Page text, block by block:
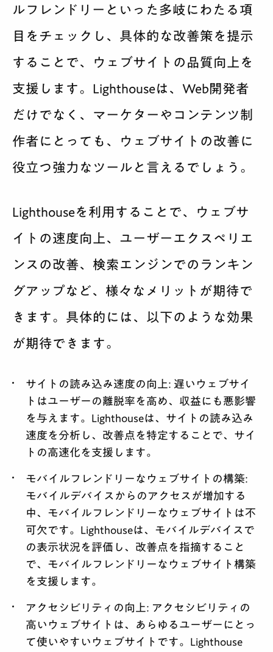
ルフレンドリーといった多岐にわたる項
目をチェックし、具体的な改善策を提示
することで、ウェブサイトの品質向上を
支援します。Lighthouseは、Web開発者
だけでなく、マーケターやコンテンツ制
作者にとっても、ウェブサイトの改善に
役立つ強力なツールと言えるでしょう。
Lighthouseを利用することで、ウェブサ
イトの速度向上、ユーザーエクスペリエ
ンスの改善、検索エンジンでのランキン
グアップなど、様々なメリットが期待で
きます。具体的には、以下のような効果
が期待できます。
サイトの読み込み速度の向上: 遅いウェブサイ
トはユーザーの離脱率を高め、収益にも悪影響
を与えます。Lighthouseは、サイトの読み込み
速度を分析し、改善点を特定することで、サイ
トの高速化を支援します。
モバイルフレンドリーなウェブサイトの構築:
モバイルデバイスからのアクセスが増加する
中、モバイルフレンドリーなウェブサイトは不
可欠です。Lighthouseは、モバイルデバイスで
の表示状況を評価し、改善点を指摘すること
で、モバイルフレンドリーなウェブサイト構築
を支援します。
アクセシビリティの向上: アクセシビリティの
高いウェブサイトは、あらゆるユーザーにとっ
て使いやすいウェブサイトです。Lighthouse